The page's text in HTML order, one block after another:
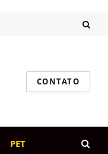
CONTATO
PET